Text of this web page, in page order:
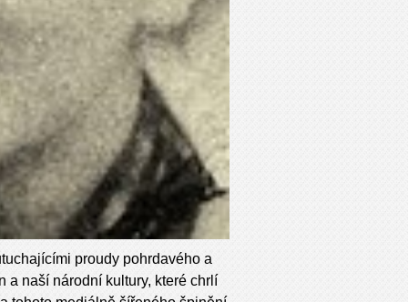
proudy pohrdavého a
a naší národní kultury, které chrlí